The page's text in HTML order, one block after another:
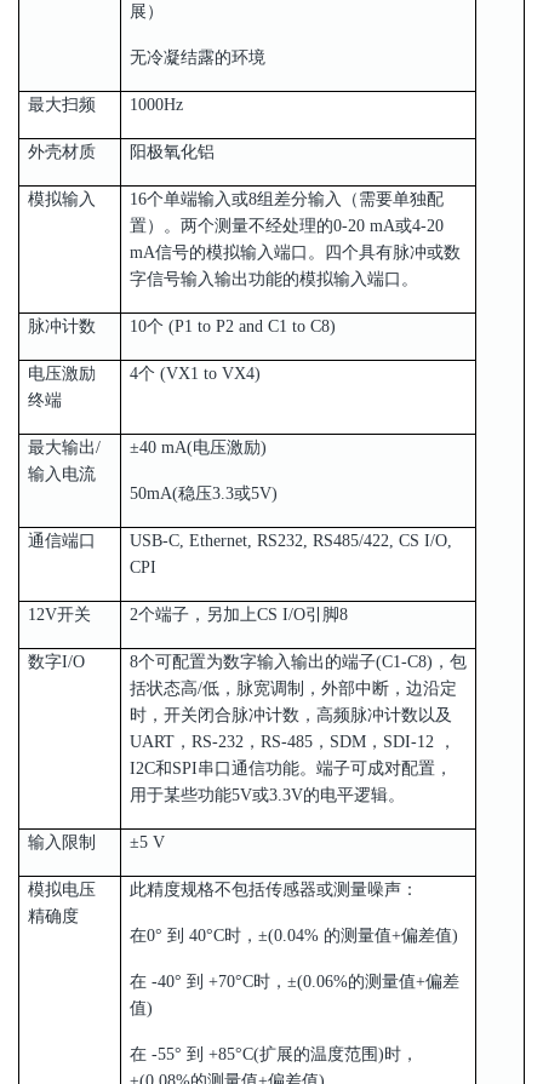
展）
无冷凝结露的环境
最大扫频 1000Hz
外壳材质 阳极氧化铝
模拟输入
16个单端输入或8组差分输入（需要单独配
置）。两个测量不经处理的0-20 mA或4-20
mA信号的模拟输入端口。四个具有脉冲或数
字信号输入输出功能的模拟输入端口。
脉冲计数 10个 (P1 to P2 and C1 to C8)
电压激励
终端
4个 (VX1 to VX4)
最大输出/
输入电流
±40 mA(电压激励)
50mA(稳压3.3或5V)
通信端口
USB-C, Ethernet, RS232, RS485/422, CS I/O,
CPI
12V开关 2个端子，另加上CS I/O引脚8
数字I/O
8个可配置为数字输入输出的端子(C1-C8)，包
括状态高/低，脉宽调制，外部中断，边沿定
时，开关闭合脉冲计数，高频脉冲计数以及
UART，RS-232，RS-485，SDM，SDI-12 ，
I2C和SPI串口通信功能。端子可成对配置，
用于某些功能5V或3.3V的电平逻辑。
输入限制 ±5 V
模拟电压
精确度
此精度规格不包括传感器或测量噪声：
在0° 到 40°C时，±(0.04% 的测量值+偏差值)
在 -40° 到 +70°C时，±(0.06%的测量值+偏差
值)
在 -55° 到 +85°C(扩展的温度范围)时，